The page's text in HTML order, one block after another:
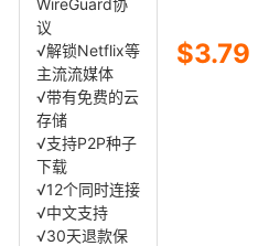
WireGuard协
议
√解锁Netflix等
主流流媒体
√带有免费的云
存储
√支持P2P种子
下载
√12个同时连接
√中文支持
√30天退款保
$3.79